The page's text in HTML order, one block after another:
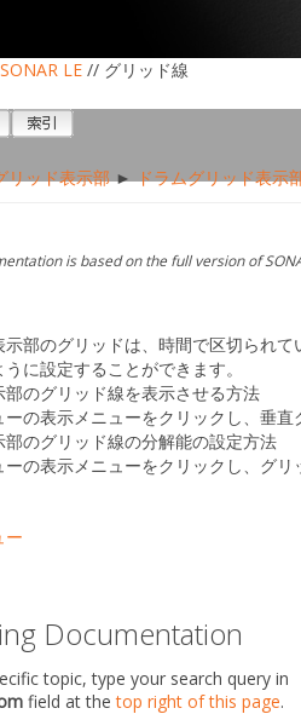
SONAR LE // グリッド線
リッド表示部►ドラムグリッド表示
is based on the full version of
示部のグリッドは、時間で区切られ
に設定することができます。
部のグリッド線を表示させる方法
ーの表示 メニューをクリックし、 垂直
部のグリッド線の分解能の設定方法
ーの表示 メニューをクリックし、 グリ
ー
Documentation
topic, type your search query in
field at thetop right of this page.